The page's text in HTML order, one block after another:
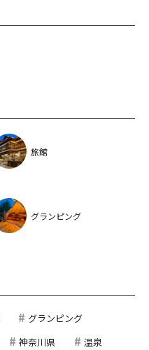
旅館
グランピング
グランピング
神奈川県
温泉